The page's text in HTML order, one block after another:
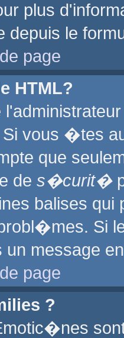
plus
depuis le
page
HTML?
Si vous �tes
que
de s�curit�
balises
Si
message
page
?